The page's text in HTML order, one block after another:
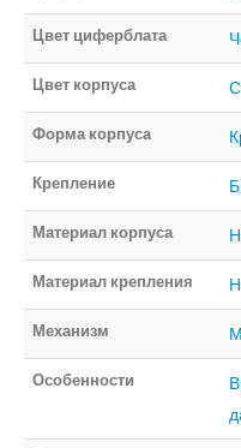
Цвет циферблата
Цвет корпуса
Форма корпуса
Крепление
Материал корпуса
Материал крепления
Механизм
Особенности